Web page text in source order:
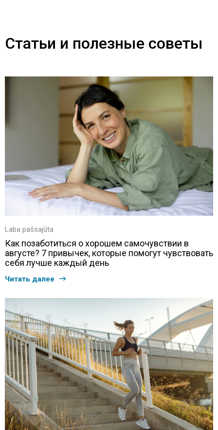
Статьи и полезные советы
Laba pašsajūta
Как позаботиться о хорошем самочувствии в
августе? 7 привычек, которые помогут чувствовать
себя лучше каждый день
Читать далее